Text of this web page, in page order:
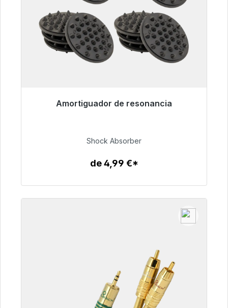
Amortiguador de resonancia
Listo para envío inmediato, plazo de entrega
54,99 €
Shock Absorber
de 4,99 €*